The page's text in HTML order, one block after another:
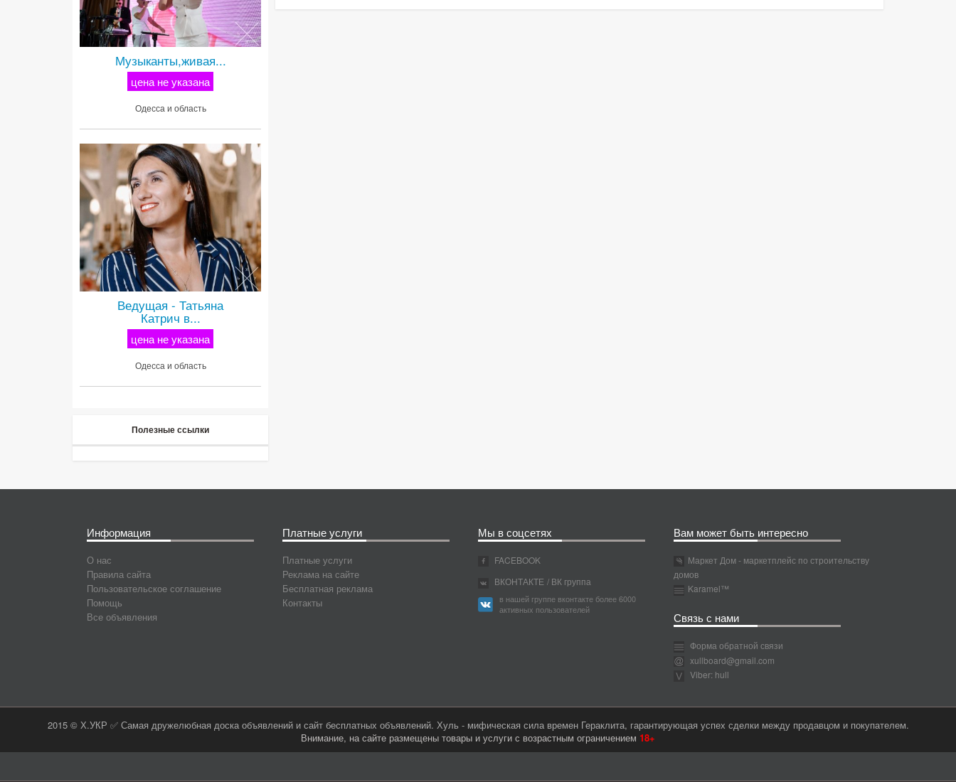
Музыканты,живая...
цена не указана
Одесса и область
Ведущая - Татьяна
Катрич в...
цена не указана
Одесса и область
Полезные ссылки
Информация
О нас
Правила сайта
Пользовательское соглашение
Помощь
Все объявления
Платные услуги
Платные услуги
Реклама на сайте
Бесплатная реклама
Контакты
Мы в соцсетях
FACEBOOK
ВКОНТАКТЕ / ВК группа
в нашей группе вконтакте более 6000
активных пользователей
Вам может быть интересно
Маркет Дом - маркетплейс по строительству
домов
Karamel™
Связь с нами
Форма обратной связи
xullboard@gmail.com
Viber: hull
2015 © Х.УКР ✅ Самая дружелюбная доска объявлений и сайт бесплатных объявлений. Хуль - мифическая сила времен Гераклита, гарантирующая успех сделки между продавцом и покупателем.
Внимание, на сайте размещены товары и услуги с возрастным ограничением 18+